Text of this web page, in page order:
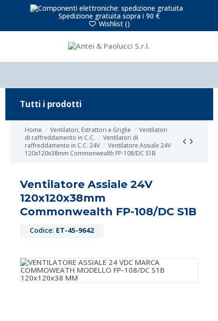
Spedizione gratuita sopra i 90 €
Wishlist ()
Home Ventilatori, Estrattori e Griglie
Ventilatori
di raffreddamento in C.C.
Ventilatori di
raffreddamento in C.C. 24V
Ventilatore Assiale 24V
120x120x38mm Commonwealth FP-108/DC S1B
Ventilatore Assiale 24V
120x120x38mm
Commonwealth FP-108/DC S1B
Codice: ET-45-9642
Tutti i prodotti